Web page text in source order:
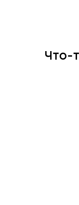
Что-